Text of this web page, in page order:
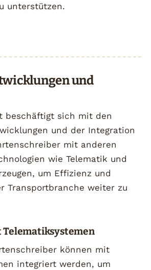
unterstützen.
und
beschäftigt sich mit den
und der Integration
mit anderen
wie Telematik und
um Effizienz und
Transportbranche weiter zu
können mit
integriert werden, um